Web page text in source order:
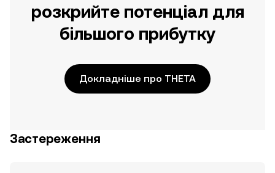
розкрийте потенціал для
більшого прибутку
Докладніше про THETA
Застереження